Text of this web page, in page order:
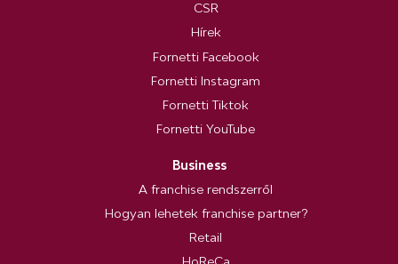
CSR
Hírek
Fornetti Facebook
Fornetti Instagram
Fornetti Tiktok
Fornetti YouTube
Business
A franchise rendszerről
Hogyan lehetek franchise partner?
Retail